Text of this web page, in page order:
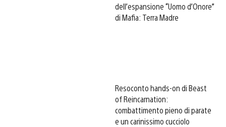
dell’espansione “Uomo d’Onore”
di Mafia: Terra Madre
Resoconto hands-on di Beast
of Reincarnation:
combattimento pieno di parate
e un carinissimo cucciolo